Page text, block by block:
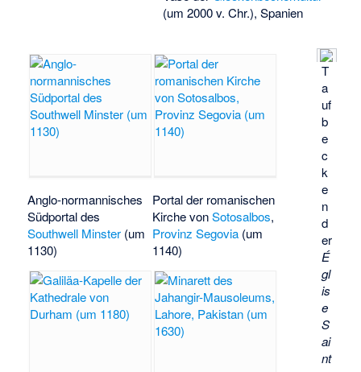
(um 2000 v. Chr.), Spanien
T
a
uf
b
e
c
k
e
n
d
er
É
gl
is
e
S
ai
nt
Anglo-normannisches
Südportal des
Southwell Minster (um
1130)
Portal der romanischen
Kirche vonSotosalbos,
Provinz Segovia (um
1140)